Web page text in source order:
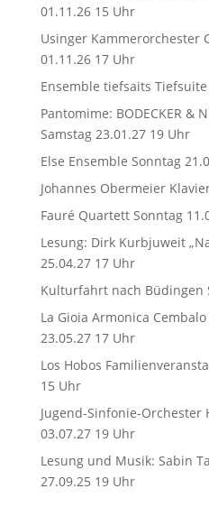
01.11.26 15 Uhr
Usinger Kammerorchester
01.11.26 17 Uhr
Ensemble tiefsaits
Pantomime: BODECKER &
Samstag 23.01.27 19 Uhr
Else Ensemble Sonntag
Johannes Obermeier
Fauré Quartett Sonntag
Lesung: Dirk Kurbjuweit
25.04.27 17 Uhr
Kulturfahrt nach Büdingen
La Gioia Armonica
23.05.27 17 Uhr
Los Hobos
15 Uhr
Jugend-Sinfonie-Orchester
03.07.27 19 Uhr
Lesung und Musik: Sabin
27.09.25 19 Uhr